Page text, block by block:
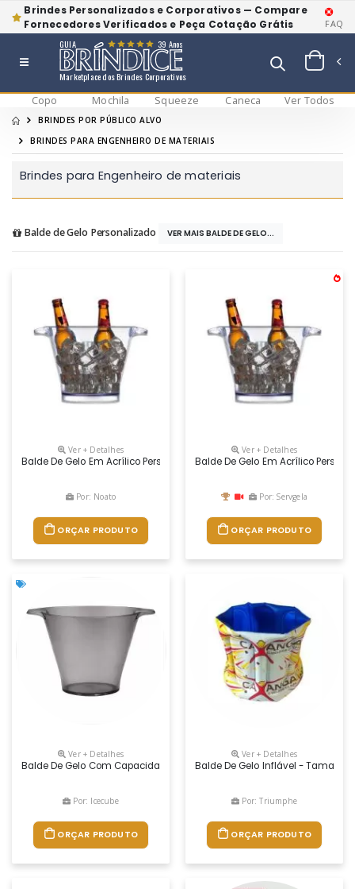
Brindes Personalizados e Corporativos — Compare
Fornecedores Verificados e Peça Cotação Grátis
FAQ
Marketplace dos Brindes Corporativos
GUIA 39 Anos
Copo Mochila Squeeze Caneca Ver Todos
BRINDES POR PÚBLICO ALVO
BRINDES PARA ENGENHEIRO DE MATERIAIS
Brindes para Engenheiro de materiais
Balde de Gelo Personalizado VER MAIS BALDE DE GELO...
Ver + Detalhes
Balde De Gelo Em Acrílico Personalizado Para Brindes. Com
Por: Noato
ORÇAR PRODUTO
Ver + Detalhes
Balde De Gelo Em Acrílico
Por: Servgela
ORÇAR PRODUTO
Ver + Detalhes
Balde De Gelo Com Capacidade De 5 Litros Produzido Em Poliestireno
Por: Icecube
ORÇAR PRODUTO
Ver + Detalhes
Balde De Gelo Inflável - Tamanho
Por: Triumphe
ORÇAR PRODUTO